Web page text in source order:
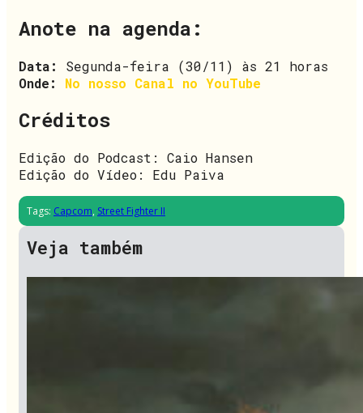
Anote na agenda:
Data:
Segunda-feira (30/11) às 21 horas
Onde:
No nosso Canal no YouTube
Créditos
Edição do Podcast: Caio Hansen
Edição do Vídeo: Edu Paiva
Tags: Capcom, Street Fighter II
Veja também